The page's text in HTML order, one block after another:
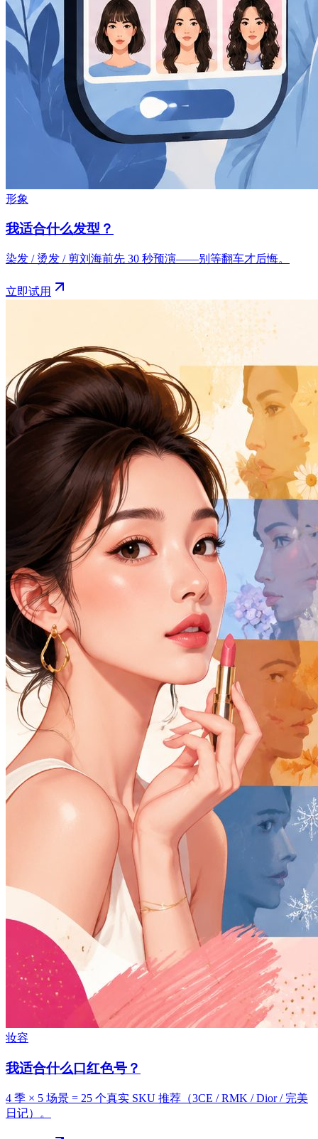
形象
我适合什么发型？
染发 / 烫发 / 剪刘海前先 30 秒预演——别等翻车才后悔。
立即试用
妆容
我适合什么口红色号？
4 季 × 5 场景 = 25 个真实 SKU 推荐（3CE / RMK / Dior / 完美
日记）。